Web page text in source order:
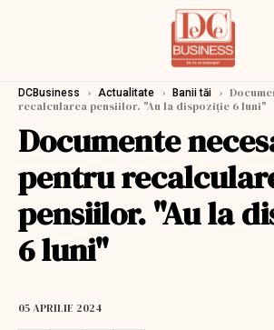
DCBusiness › Actualitate › Banii tăi ›
recalcularea pensiilor. "Au la dispoziţie 6 luni"
Documente
pentru
pensiilor. "Au la
6 luni"
05 APRILIE 2024